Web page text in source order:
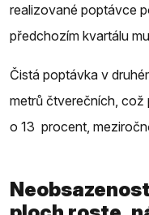
realizované poptávce
předchozím kvartálu
Čistá poptávka v
metrů čtverečních, což
o 13 procent,